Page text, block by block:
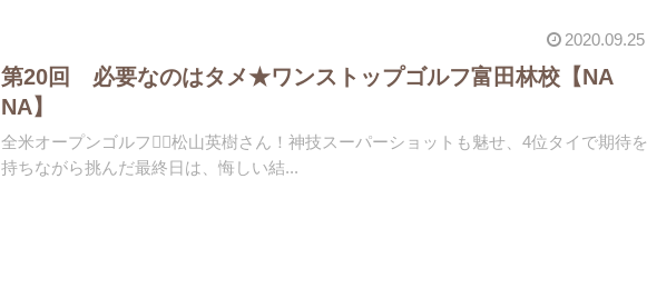
2020.09.25
第20回 必要なのはタメ★ワンストップゴルフ富田林校【NA
NA】
全米オープンゴルフ🏌️‍♂️松山英樹さん！神技スーパーショットも魅せ、4位タイで期待を
持ちながら挑んだ最終日は、悔しい結...